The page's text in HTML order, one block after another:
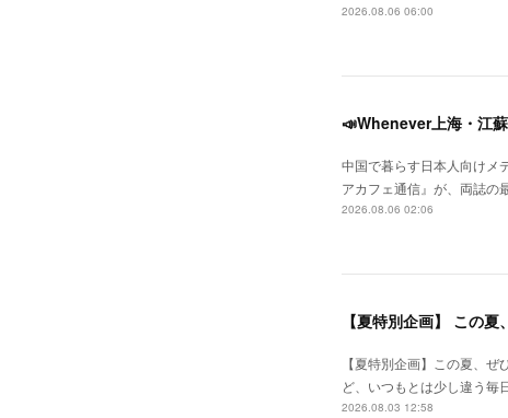
2026.08.06 06:00
📣Whenever上海・江
中国で暮らす日本人向けメ
アカフェ通信』が、両誌
2026.08.06 02:06
【夏特別企画】 この
【夏特別企画】この夏、
ど、いつもとは少し違う
2026.08.03 12:58